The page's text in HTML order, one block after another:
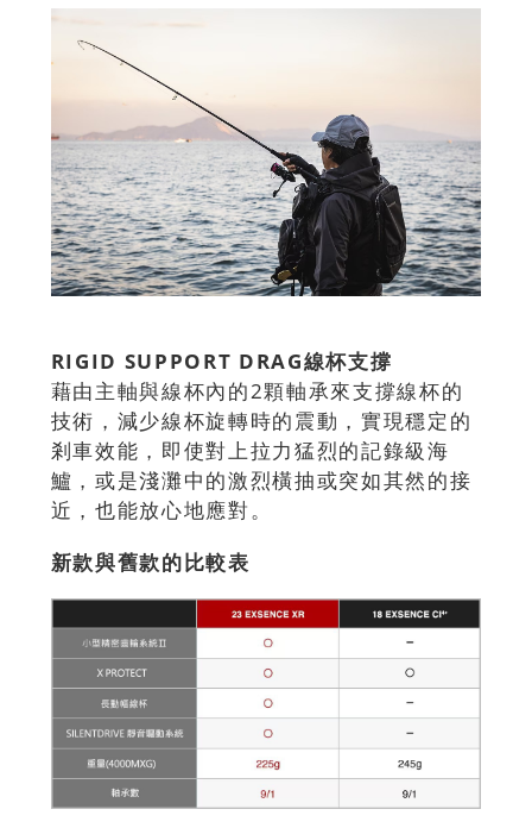
RIGID SUPPORT DRAG線杯支撐
藉由主軸與線杯內的2顆軸承來支撐線杯的
技術，減少線杯旋轉時的震動，實現穩定的
剎車效能，即使對上拉力猛烈的記錄級海
鱸，或是淺灘中的激烈橫抽或突如其然的接
近，也能放心地應對。
新款與舊款的比較表